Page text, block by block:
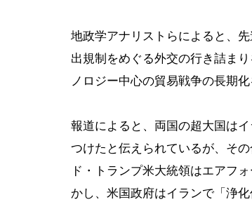
地政学アナリストらによると、
出規制をめぐる外交の行き詰ま
ノロジー中心の貿易戦争の長期
報道によると、両国の超大国は
つけたと伝えられているが、そ
ド・トランプ米大統領はエアフ
かし、米国政府はイランで「浄